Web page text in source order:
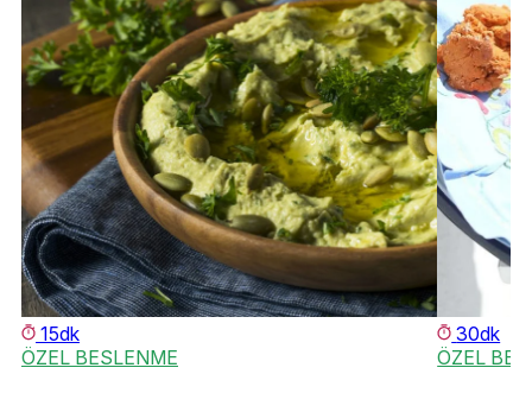
15dk
ÖZEL BESLENME
30dk
ÖZEL